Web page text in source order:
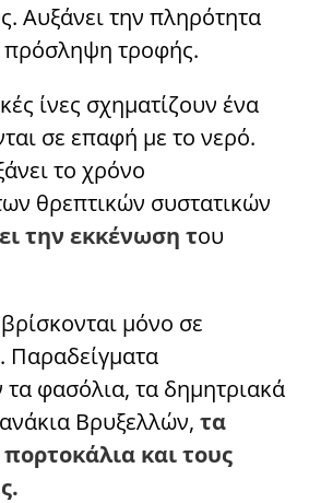
Αυξάνει την πληρότητα
πρόσληψη τροφής.
ίνες σχηματίζουν ένα
σε επαφή με το νερό.
το χρόνο
θρεπτικών συστατικών
την εκκένωση του
μόνο σε
Παραδείγματα
φασόλια, τα δημητριακά
Βρυξελλών, τα
και τους